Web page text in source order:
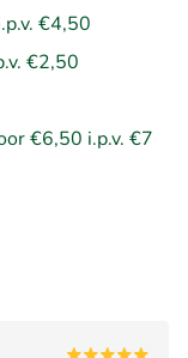
€4,50
€2,50
€6,50 i.p.v. €7